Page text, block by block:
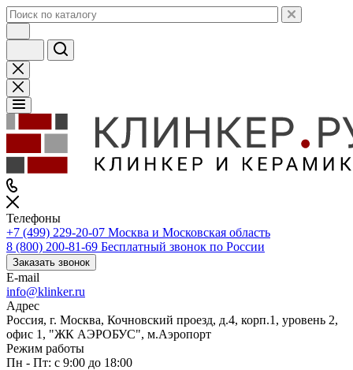
Телефоны
+7 (499) 229-20-07 Москва и Московская область
8 (800) 200-81-69 Бесплатный звонок по России
Заказать звонок
E-mail
info@klinker.ru
Адрес
Россия, г. Москва, Кочновский проезд, д.4, корп.1, уровень 2,
офис 1, "ЖК АЭРОБУС", м.Аэропорт
Режим работы
Пн - Пт: с 9:00 до 18:00